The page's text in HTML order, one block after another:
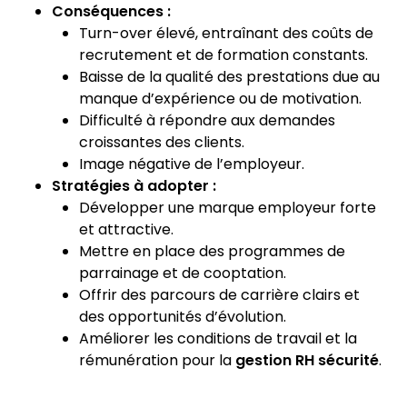
Conséquences :
Turn-over élevé, entraînant des coûts de
recrutement et de formation constants.
Baisse de la qualité des prestations due au
manque d’expérience ou de motivation.
Difficulté à répondre aux demandes
croissantes des clients.
Image négative de l’employeur.
Stratégies à adopter :
Développer une marque employeur forte
et attractive.
Mettre en place des programmes de
parrainage et de cooptation.
Offrir des parcours de carrière clairs et
des opportunités d’évolution.
Améliorer les conditions de travail et la
rémunération pour la gestion RH sécurité.